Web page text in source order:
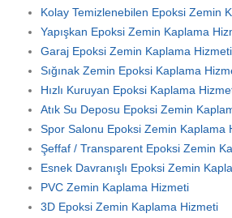
Kolay Temizlenebilen Epoksi Zemin
Yapışkan Epoksi Zemin Kaplama
Garaj Epoksi Zemin Kaplama Hizmeti
Sığınak Zemin Epoksi Kaplama
Hızlı Kuruyan Epoksi Kaplama
Atık Su Deposu Epoksi Zemin
Spor Salonu Epoksi Zemin Kaplama
Şeffaf / Transparent Epoksi Zemin
Esnek Davranışlı Epoksi Zemin
PVC Zemin Kaplama Hizmeti
3D Epoksi Zemin Kaplama Hizmeti